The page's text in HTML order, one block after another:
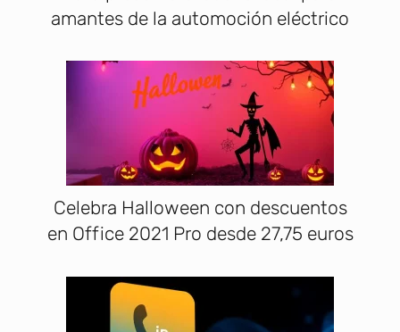
amantes de la automoción eléctrico
Celebra Halloween con descuentos
en Office 2021 Pro desde 27,75 euros